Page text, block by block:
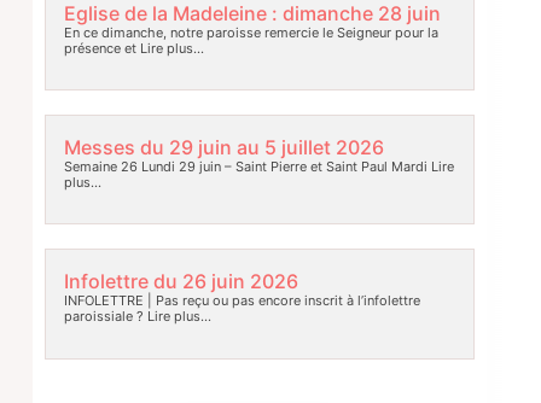
Eglise de la Madeleine : dimanche 28 juin
En ce dimanche, notre paroisse remercie le Seigneur pour la
présence etLire plus…
Messes du 29 juin au 5 juillet 2026
Semaine 26 Lundi 29 juin – Saint Pierre et Saint Paul Mardi Lire
plus…
Infolettre du 26 juin 2026
INFOLETTRE | Pas reçu ou pas encore inscrit à l’infolettre
paroissiale ? Lire plus…